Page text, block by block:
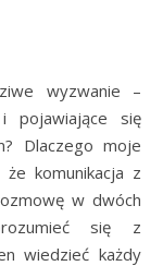
pojawiające się
Dlaczego moje
że komunikacja z
w dwóch
się z
wiedzieć każdy